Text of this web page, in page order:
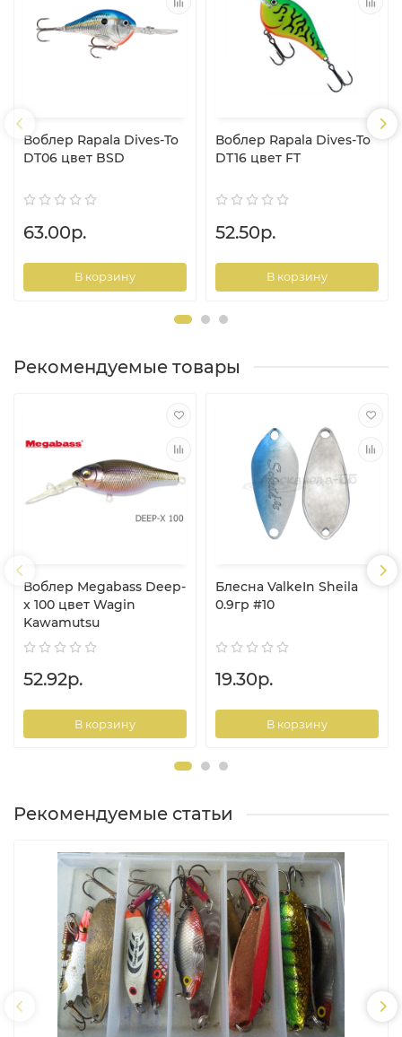
Воблер Rapala Dives-To
DT06 цвет BSD
63.00р.
В корзину
Воблер Rapala Dives-To
DT16 цвет FT
52.50р.
В корзину
Рекомендуемые товары
Воблер Megabass Deep-
x 100 цвет Wagin
Kawamutsu
52.92р.
В корзину
Блесна ValkeIn Sheila
0.9гр #10
19.30р.
В корзину
Рекомендуемые статьи